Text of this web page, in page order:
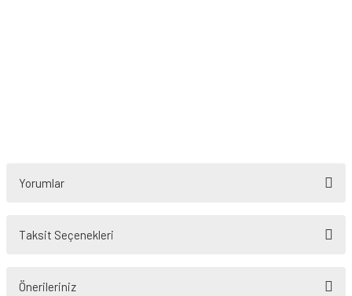
Yorumlar
Taksit Seçenekleri
Önerileriniz